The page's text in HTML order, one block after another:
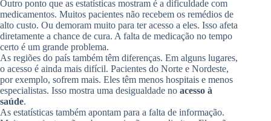
Outro ponto que as estatísticas mostram é a dificuldade com
medicamentos. Muitos pacientes não recebem os remédios de
alto custo. Ou demoram muito para ter acesso a eles. Isso afeta
diretamente a chance de cura. A falta de medicação no tempo
certo é um grande problema.
As regiões do país também têm diferenças. Em alguns lugares,
o acesso é ainda mais difícil. Pacientes do Norte e Nordeste,
por exemplo, sofrem mais. Eles têm menos hospitais e menos
especialistas. Isso mostra uma desigualdade no acesso à
saúde.
As estatísticas também apontam para a falta de informação.